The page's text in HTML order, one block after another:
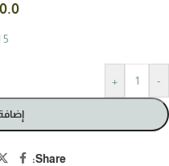
5 اغصان
-
+
Share: